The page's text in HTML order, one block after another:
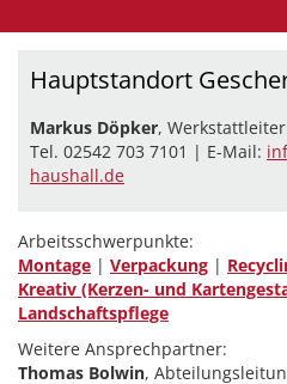
Hauptstandort
Markus Döpker, Werkstattleiter
Tel. 02542 703 7101 | E-Mail:
haushall.de
Arbeitsschwerpunkte:
Montage | Verpackung |
Kreativ (Kerzen- und
Landschaftspflege
Weitere Ansprechpartner:
Thomas Bolwin,